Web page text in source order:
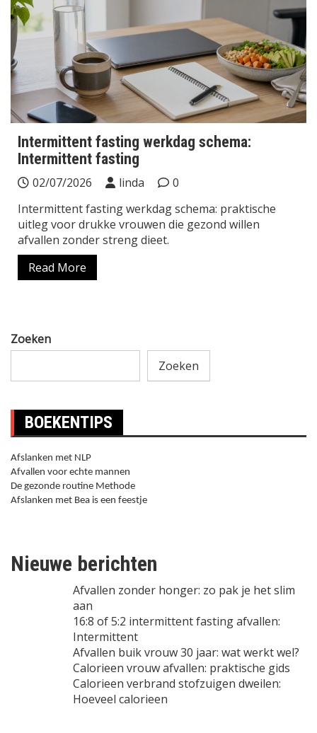
Intermittent fasting werkdag schema:
Intermittent fasting
02/07/2026 linda
0
Intermittent fasting werkdag schema: praktische
uitleg voor drukke vrouwen die gezond willen
afvallen zonder streng dieet.
Read More
Zoeken
Zoeken
BOEKENTIPS
Afslanken met NLP
Afvallen voor echte mannen
De gezonde routine Methode
Afslanken met Bea is een feestje
Nieuwe berichten
Afvallen zonder honger: zo pak je het slim
aan
16:8 of 5:2 intermittent fasting afvallen:
Intermittent
Afvallen buik vrouw 30 jaar: wat werkt wel?
Calorieen vrouw afvallen: praktische gids
Calorieen verbrand stofzuigen dweilen:
Hoeveel calorieen